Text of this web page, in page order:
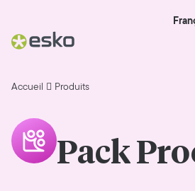
Accueil Produits
Pack